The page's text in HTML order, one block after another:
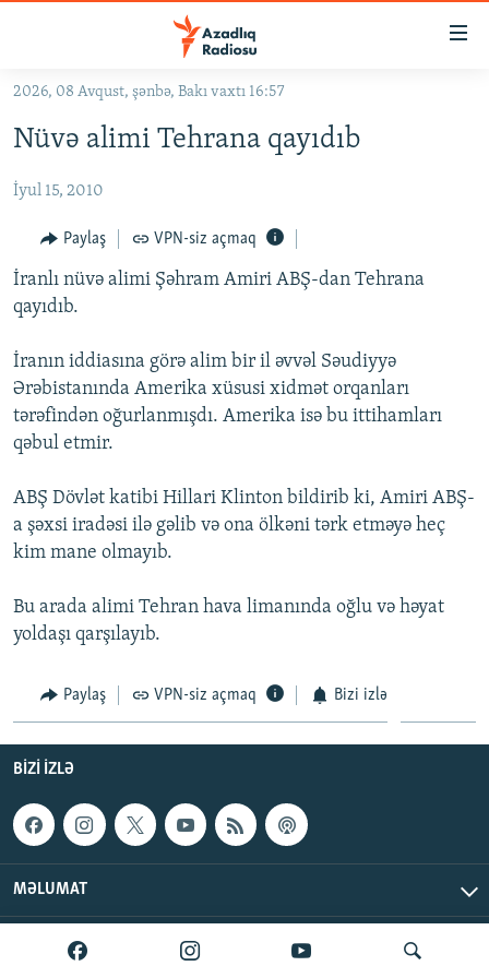
Əsas
qayıt
naviqasiyaya
Axtarışa
keç
KORRUPSIOMETR
#ƏSLINDƏ
FƏRQƏ BAX
QANUNI DOĞRU
ARAŞDIRMA
MULTIMEDIA
VIDEO
İNFOQRAFIKA
KARIKATURA
RADIO ARXIV
AZƏRBAYCAN ƏDƏBIYYATI KITABXANASI
İSLAM VƏ DEMOKRATIYA
MISSIYAMIZ
PEŞƏ ETIKASI VƏ JURNALISTIKA STANDARTLARIMIZ
AZADLIQRADIOSU MOBIL TELEFONUNUZDA
XƏBƏR BÜLLETENLƏRIMIZ
BIZI IZLƏ
RFE/RL-in bütün saytları
2026, 08 Avqust, şənbə, Bakı vaxtı 16:57
Nüvə alimi Tehrana qayıdıb
İyul 15, 2010
Paylaş VPN-siz açmaq
İranlı nüvə alimi Şəhram Amiri ABŞ-dan Tehrana
qayıdıb.
İranın iddiasına görə alim bir il əvvəl Səudiyyə
Ərəbistanında Amerika xüsusi xidmət orqanları
tərəfindən oğurlanmışdı. Amerika isə bu ittihamları
qəbul etmir.
ABŞ Dövlət katibi Hillari Klinton bildirib ki, Amiri ABŞ-
a şəxsi iradəsi ilə gəlib və ona ölkəni tərk etməyə heç
kim mane olmayıb.
Bu arada alimi Tehran hava limanında oğlu və həyat
yoldaşı qarşılayıb.
Paylaş VPN-siz açmaq Bizi izlə
BIZI IZLƏ
MƏLUMAT
AzadlıqRadiosu © 2026 Inc. | Bütün hüquqlar qorunur